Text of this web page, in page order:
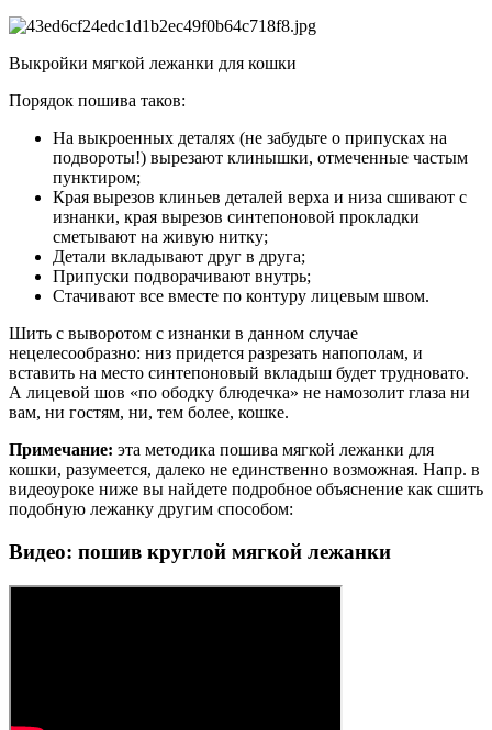
Выкройки мягкой лежанки для кошки
Порядок пошива таков:
На выкроенных деталях (не забудьте о припусках на
подвороты!) вырезают клинышки, отмеченные частым
пунктиром;
Края вырезов клиньев деталей верха и низа сшивают с
изнанки, края вырезов синтепоновой прокладки
сметывают на живую нитку;
Детали вкладывают друг в друга;
Припуски подворачивают внутрь;
Стачивают все вместе по контуру лицевым швом.
Шить с выворотом с изнанки в данном случае
нецелесообразно: низ придется разрезать напополам, и
вставить на место синтепоновый вкладыш будет трудновато.
А лицевой шов «по ободку блюдечка» не намозолит глаза ни
вам, ни гостям, ни, тем более, кошке.
Примечание: эта методика пошива мягкой лежанки для
кошки, разумеется, далеко не единственно возможная. Напр. в
видеоуроке ниже вы найдете подробное объяснение как сшить
подобную лежанку другим способом:
Видео: пошив круглой мягкой лежанки